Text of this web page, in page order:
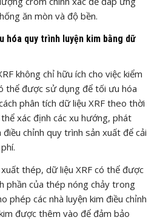
ăn mòn và độ bền.
hóa quy trình luyện kim bằng dữ
không chỉ hữu ích cho việc kiểm
thể được sử dụng để tối ưu hóa
phân tích dữ liệu XRF theo thời
xác định các xu hướng, phát
chỉnh quy trình sản xuất để cải
thép, dữ liệu XRF có thể được
phần của thép nóng chảy trong
phép các nhà luyện kim điều chỉnh
được thêm vào để đảm bảo